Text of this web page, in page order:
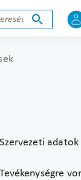
Szervezeti adatok
Tevékenységre